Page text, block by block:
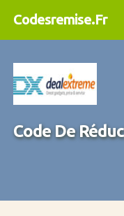
Codesremise.Fr
Code De